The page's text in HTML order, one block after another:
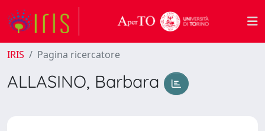
IRIS Pagina ricercatore
ALLASINO, Barbara